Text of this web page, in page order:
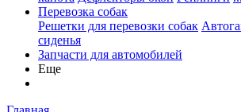
Перевозка собак
Решетки для перевозки собак
сиденья
Запчасти для автомобилей
Еще